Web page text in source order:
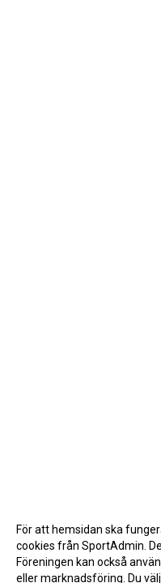
För att hemsidan ska
cookies från SportAdmin.
Föreningen kan också
eller marknadsföring. Du